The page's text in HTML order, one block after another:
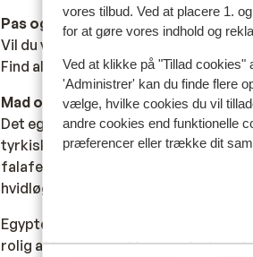
vores tilbud. Ved at placere 1.
for at gøre vores indhold og
Ved at klikke på "Tillad
'Administrer' kan du finde flere
vælge, hvilke cookies du vil
andre cookies end funktionelle
præferencer eller trække dit
Pas og visum:
Vil du vide mere om pas, visum eller
Find alt det vigtige ivores FAQ her.
Mad og drikke:
Det egyptiske køkken kombinerer
tyrkiske og italienske påvirkninger
falafel, en ret lavet af kikærter, der
hvidløgssauce til! Linsesuppe er
Egypterne har også en sød tand. De
rolig aften ryges ofte en sisha